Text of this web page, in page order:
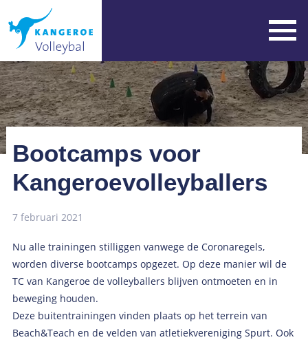
Bootcamps voor
Kangeroevolleyballers
7 februari 2021
Nu alle trainingen stilliggen vanwege de Coronaregels,
worden diverse bootcamps opgezet. Op deze manier wil de
TC van Kangeroe de volleyballers blijven ontmoeten en in
beweging houden.
Deze buitentrainingen vinden plaats op het terrein van
Beach&Teach en de velden van atletiekvereniging Spurt. Ook